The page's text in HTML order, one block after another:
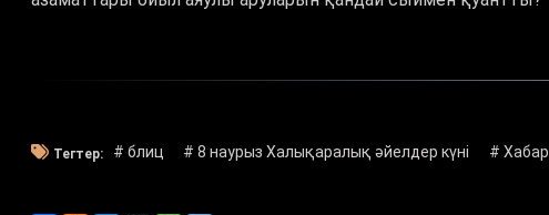
Тегтер: # блиц # 8 наурыз Халықаралық әйелдер күні # Хабар